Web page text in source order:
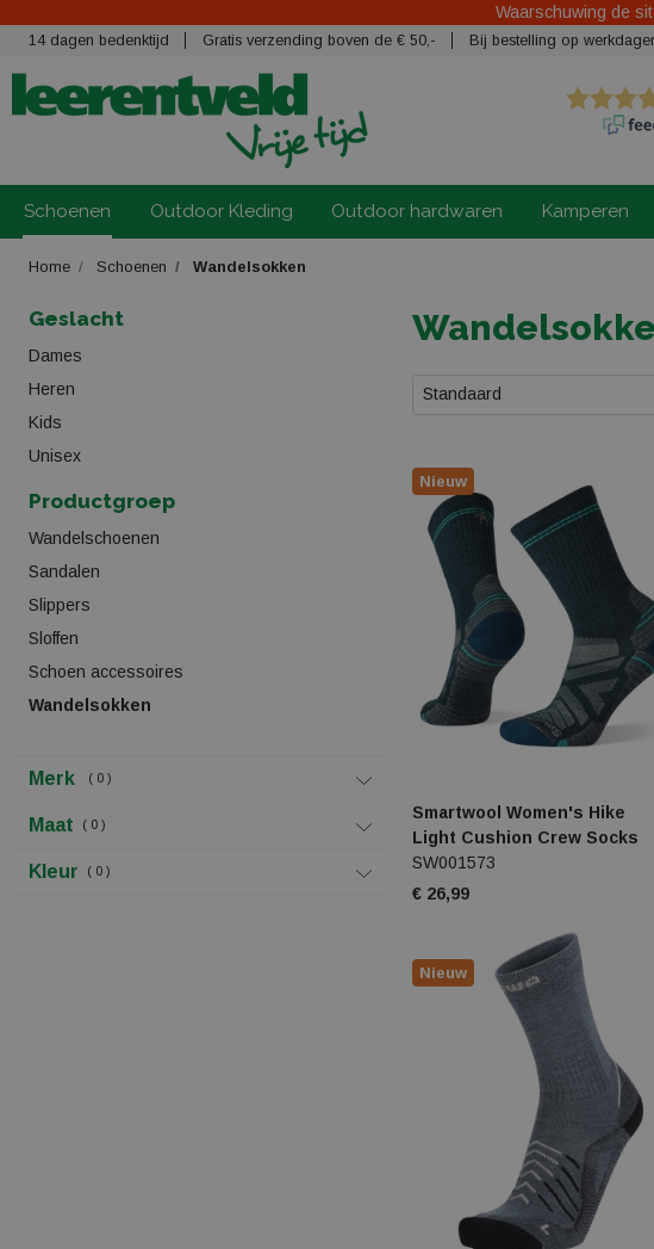
Waarschuwing de
14 dagen bedenktijd Gratis verzending boven de € 50,- Bij bestelling op
Schoenen Outdoor Kleding Outdoor hardwaren Kamperen
Home Schoenen Wandelsokken
Geslacht
Dames
Heren
Kids
Unisex
Productgroep
Wandelschoenen
Sandalen
Slippers
Sloffen
Schoen accessoires
Wandelsokken
Merk 0
Maat 0
Kleur 0
Standaard
Smartwool Women's Hike
Light Cushion Crew Socks
SW001573
€ 26,99
Nieuw
Nieuw